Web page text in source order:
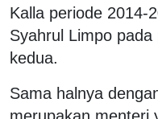
Kalla periode 2014-
Syahrul Limpo
kedua.
Sama halnya